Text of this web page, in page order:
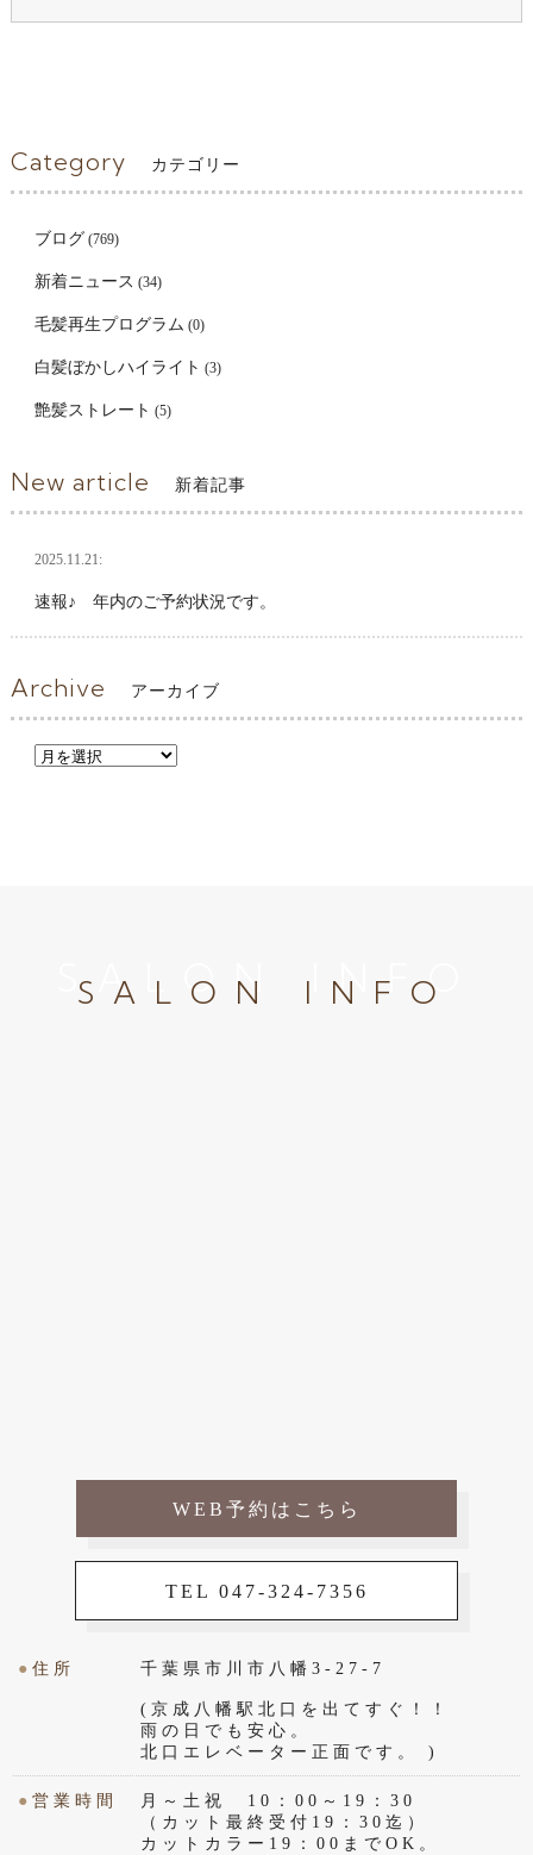
Category カテゴリー
ブログ (769)
新着ニュース (34)
毛髪再生プログラム (0)
白髪ぼかしハイライト (3)
艶髪ストレート (5)
New article 新着記事
2025.11.21:
速報♪ 年内のご予約状況です。
Archive アーカイブ
SALON INFO
SALON INFO
WEB予約はこちら
TEL 047-324-7356
●住所 千葉県市川市八幡3-27-7
(京成八幡駅北口を出てすぐ！！
雨の日でも安心。
北口エレベーター正面です。 )
●営業時間
月～土祝 10：00～19：30
（カット最終受付19：30迄）
カットカラー19：00までOK。